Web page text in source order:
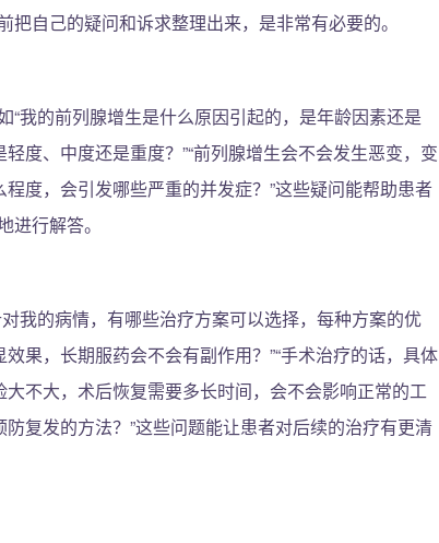
自己的疑问和诉求整理出来，是非常有必要的。
我的前列腺增生是什么原因引起的，是年龄因素还是
度、中度还是重度？”“前列腺增生会不会发生恶变，变
度，会引发哪些严重的并发症？”这些疑问能帮助患者
行解答。
我的病情，有哪些治疗方案可以选择，每种方案的优
果，长期服药会不会有副作用？”“手术治疗的话，具体
不大，术后恢复需要多长时间，会不会影响正常的工
复发的方法？”这些问题能让患者对后续的治疗有更清